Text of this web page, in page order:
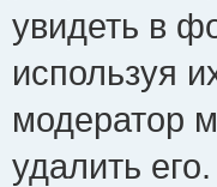
увидеть в
используя
модератор
удалить